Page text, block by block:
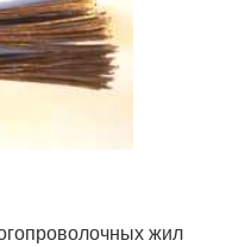
жил